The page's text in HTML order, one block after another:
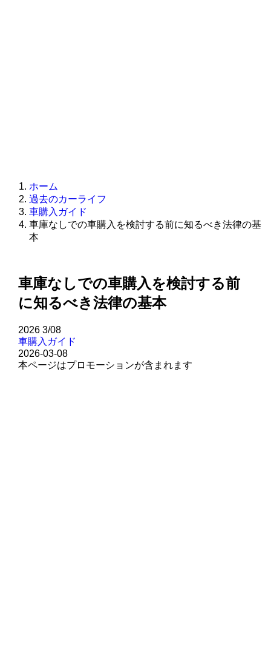
ホーム
過去のカーライフ
車購入ガイド
車庫なしでの車購入を検討する前に知るべき法律の基
本
車庫なしでの車購入を検討する前
に知るべき法律の基本
2026 3/08
車購入ガイド
2026-03-08
本ページはプロモーションが含まれます